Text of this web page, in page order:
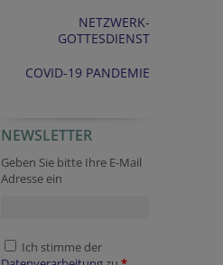
NETZWERK-
GOTTESDIENST
COVID-19 PANDEMIE
Fax
Website
Secondary phone
Company website
Session ID
NEWSLETTER
Geben Sie bitte Ihre E-Mail
Adresse ein
Ich stimme der